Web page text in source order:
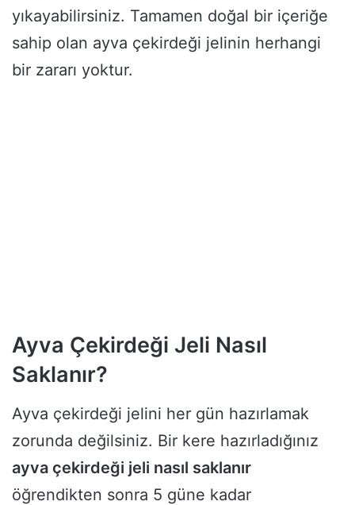
yıkayabilirsiniz. Tamamen doğal bir içeriğe
sahip olan ayva çekirdeği jelinin herhangi
bir zararı yoktur.
Ayva Çekirdeği Jeli Nasıl
Saklanır?
Ayva çekirdeği jelini her gün hazırlamak
zorunda değilsiniz. Bir kere hazırladığınız
ayva çekirdeği jeli nasıl saklanır
öğrendikten sonra 5 güne kadar